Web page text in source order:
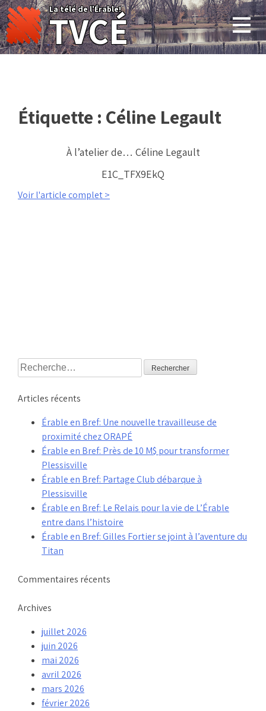
Skip
to
content
La télé de l'Érable!
TVCÉ
Étiquette : Céline Legault
À l’atelier de… Céline Legault
E1C_TFX9EkQ
Voir l'article complet >
Rechercher :
Articles récents
Érable en Bref: Une nouvelle travailleuse de
proximité chez ORAPÉ
Érable en Bref: Près de 10 M$ pour transformer
Plessisville
Érable en Bref: Partage Club débarque à
Plessisville
Érable en Bref: Le Relais pour la vie de L’Érable
entre dans l’histoire
Érable en Bref: Gilles Fortier se joint à l’aventure du
Titan
Commentaires récents
Archives
juillet 2026
juin 2026
mai 2026
avril 2026
mars 2026
février 2026